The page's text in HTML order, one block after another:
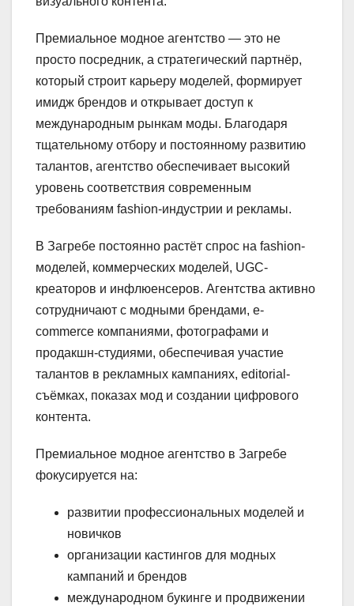
Премиальное модное агентство — это не
просто посредник, а стратегический партнёр,
который строит карьеру моделей, формирует
имидж брендов и открывает доступ к
международным рынкам моды. Благодаря
тщательному отбору и постоянному развитию
талантов, агентство обеспечивает высокий
уровень соответствия современным
требованиям fashion-индустрии и рекламы.
В Загребе постоянно растёт спрос на fashion-
моделей, коммерческих моделей, UGC-
креаторов и инфлюенсеров. Агентства активно
сотрудничают с модными брендами, e-
commerce компаниями, фотографами и
продакшн-студиями, обеспечивая участие
талантов в рекламных кампаниях, editorial-
съёмках, показах мод и создании цифрового
контента.
Премиальное модное агентство в Загребе
фокусируется на:
развитии профессиональных моделей и
новичков
организации кастингов для модных
кампаний и брендов
международном букинге и продвижении